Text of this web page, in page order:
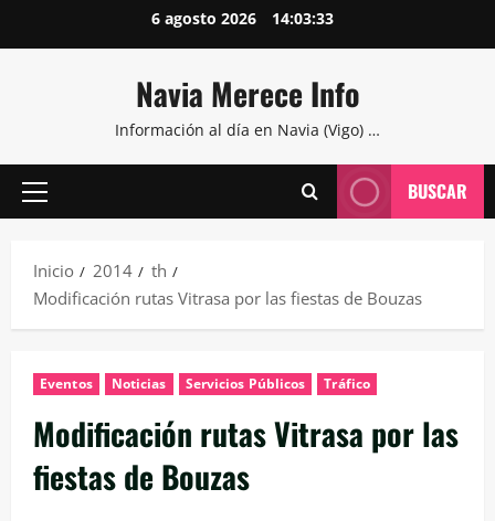
al
6 agosto 2026 14:03:34
Navia Merece Info
Información al día en Navia (Vigo) …
Menú
BUSCAR
Inicio 2014
th
Modificación rutas Vitrasa por las fiestas de Bouzas
Eventos Noticias Servicios Públicos Tráfico
Modificación rutas Vitrasa por las
fiestas de Bouzas